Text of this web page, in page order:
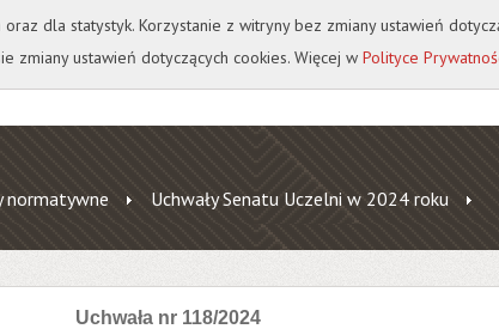
A A A A
normatywne
Uchwały Senatu Uczelni w 2024 roku
Uchwała nr 118/2024
dla statystyk. Korzystanie z witryny bez zmiany ustawień
zmiany ustawień dotyczących cookies. Więcej w Polityce